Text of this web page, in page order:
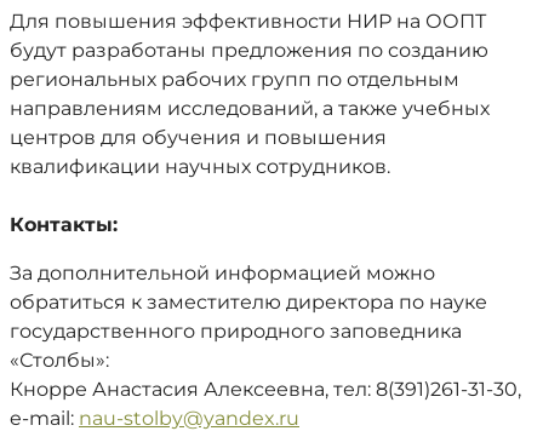
Для повышения эффективности НИР на ООПТ
будут разработаны предложения по созданию
региональных рабочих групп по отдельным
направлениям исследований, а также учебных
центров для обучения и повышения
квалификации научных сотрудников.
Контакты:
За дополнительной информацией можно
обратиться к заместителю директора по науке
государственного природного заповедника
«Столбы»:
Кнорре Анастасия Алексеевна, тел: 8(391)261-31-30,
e-mail: nau-stolby@yandex.ru